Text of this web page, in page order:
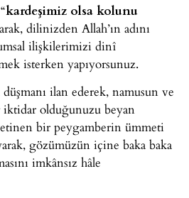
kardeşimiz olsa kolunu
dilinizden Allah’ın adını
ilişkilerimizi dinî
isterken yapıyorsunuz.
ilan ederek, namusun ve
olduğunuzu beyan
bir peygamberin ümmeti
gözümüzün içine baka baka
imkânsız hâle